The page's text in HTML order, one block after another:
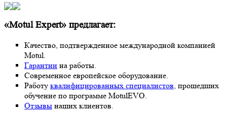
«Motul Expert» предлагает:
Качество, подтвержденное международной компанией
Motul.
Гарантии на работы.
Современное европейское оборудование.
Работу квалифицированных специалистов, прошедших
обучение по программе MotulEVO.
Отзывы наших клиентов.